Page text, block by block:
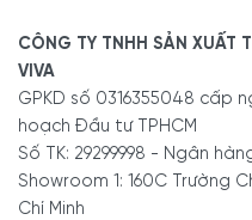
CÔNG TY TNHH SẢN XUẤT
VIVA
GPKD số 0316355048 cấp
hoạch Đầu tư TPHCM
Số TK: 29299998 - Ngân
Showroom 1: 160C Trường
Chí Minh